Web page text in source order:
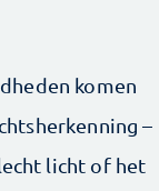
komen
–
licht of het